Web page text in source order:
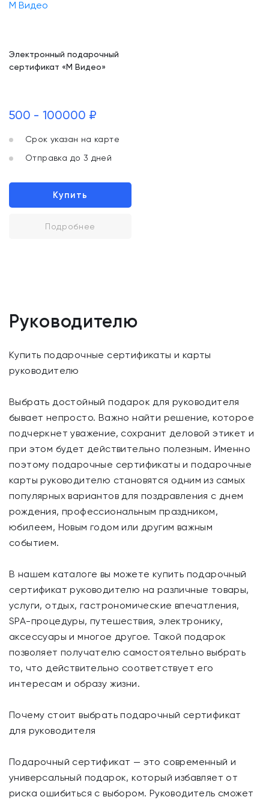
Электронный подарочный
сертификат «М Видео»
500 - 100000 ₽
Срок указан на карте
Отправка до 3 дней
Купить
Подробнее
Руководителю
Купить подарочные сертификаты и карты
руководителю
Выбрать достойный подарок для руководителя
бывает непросто. Важно найти решение, которое
подчеркнет уважение, сохранит деловой этикет и
при этом будет действительно полезным. Именно
поэтому подарочные сертификаты и подарочные
карты руководителю становятся одним из самых
популярных вариантов для поздравления с днем
рождения, профессиональным праздником,
юбилеем, Новым годом или другим важным
событием.
В нашем каталоге вы можете купить подарочный
сертификат руководителю на различные товары,
услуги, отдых, гастрономические впечатления,
SPA-процедуры, путешествия, электронику,
аксессуары и многое другое. Такой подарок
позволяет получателю самостоятельно выбрать
то, что действительно соответствует его
интересам и образу жизни.
Почему стоит выбрать подарочный сертификат
для руководителя
Подарочный сертификат — это современный и
универсальный подарок, который избавляет от
риска ошибиться с выбором. Руководитель сможет